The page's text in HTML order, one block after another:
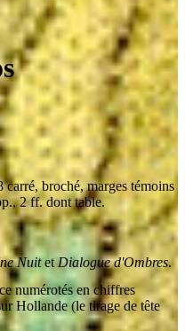
carré, broché, marges témoins
2 ff. dont table.
NuitetDialogue d'Ombres.
numérotés en chiffres
Hollande (le tirage de tête